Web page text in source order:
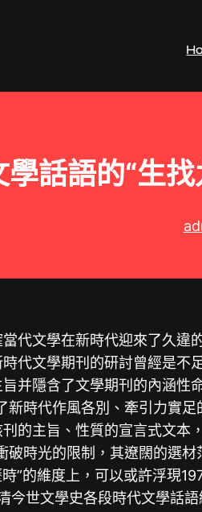
話語的“生
代文學在新時代迎來了久
代文學期刊的研討曾經是
并隱含了文學期刊的內涵性
新時代作風各別、牽引力實
的主旨、性質的宣言式文本
破時光的限制，其遼闊的選
時”的維度上，可以或許浮
今世文學史各段時代文學話